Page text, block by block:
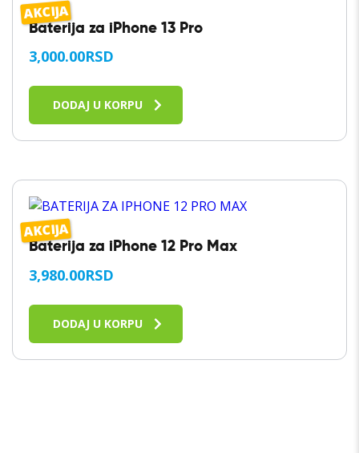
AKCIJA
Baterija za iPhone 13 Pro
3,000.00RSD
DODAJ U KORPU
AKCIJA
Baterija za iPhone 12 Pro Max
3,980.00RSD
DODAJ U KORPU